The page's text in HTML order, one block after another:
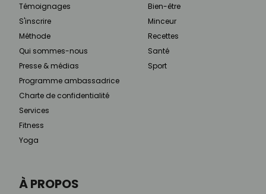
À PROPOS
Témoignages
S'inscrire
Méthode
Qui sommes-nous
Presse & médias
Programme ambassadrice
Charte de confidentialité
Services
Fitness
Yoga
Bien-être
Minceur
Recettes
Santé
Sport